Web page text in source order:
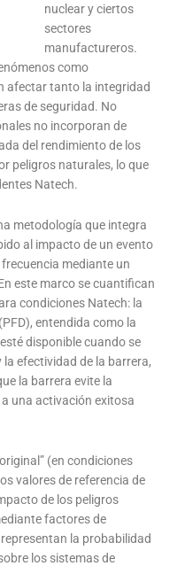
nuclear y ciertos
sectores
manufactureros.
como
afectar tanto la integridad
de seguridad. No
no incorporan de
del rendimiento de los
peligros naturales, lo que
Natech.
metodología que integra
al impacto de un evento
mediante un
este marco se cuantifican
condiciones Natech: la
entendida como la
disponible cuando se
efectividad de la barrera,
la barrera evite la
una activación exitosa
(en condiciones
valores de referencia de
de los peligros
factores de
la probabilidad
los sistemas de